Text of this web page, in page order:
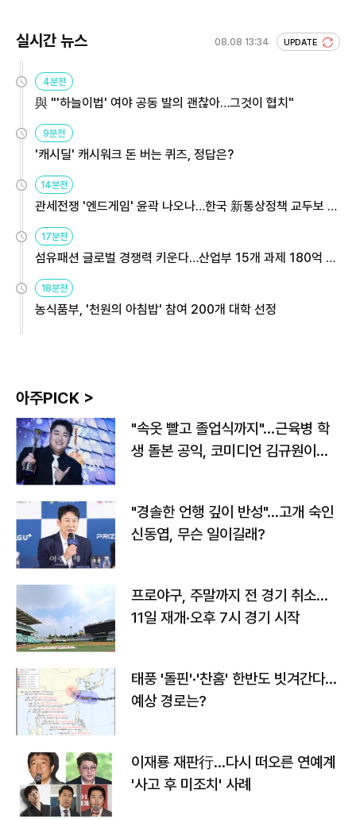
실시간 뉴스 08.08 13:34 UPDATE
4분전
與 "'하늘이법' 여야 공동 발의 괜찮아…그것이 협치"
9분전
'캐시딜' 캐시워크 돈 버는 퀴즈, 정답은?
14분전
관세전쟁 '엔드게임' 윤곽 나오나…한국 新통상정책 교두보 활
17분전
섬유패션 글로벌 경쟁력 키운다…산업부 15개 과제 180억 지
18분전
농식품부, '천원의 아침밥' 참여 200개 대학 선정
아주PICK >
"속옷 빨고 졸업식까지"…근육병 학
생 돌본 공익, 코미디언 김규원이었
"경솔한 언행 깊이 반성"…고개 숙인
신동엽, 무슨 일이길래?
프로야구, 주말까지 전 경기 취소…
11일 재개·오후 7시 경기 시작
태풍 '돌핀'·'찬홈' 한반도 빗겨간다…
예상 경로는?
이재룡 재판行…다시 떠오른 연예계
'사고 후 미조치' 사례